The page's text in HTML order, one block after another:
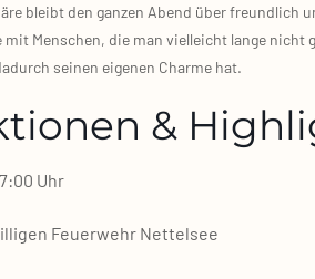
bleibt den gan­zen Abend über freund­lich
mit Men­schen, die man viel­leicht lan­ge
sei­nen eige­nen Charme hat.
&
Uhr
Feu­er­wehr Net­tel­see